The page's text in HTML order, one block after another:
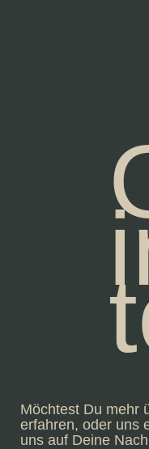
Möchtest Du mehr
erfahren, oder uns
uns auf Deine